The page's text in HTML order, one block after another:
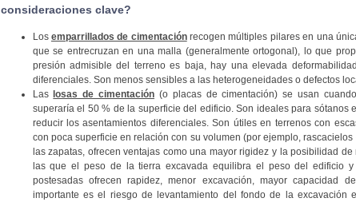
consideraciones clave?
Los emparrillados de cimentaciónrecogen múltiples pilares en una
que se entrecruzan en una malla (generalmente ortogonal), lo que
presión admisible del terreno es baja, hay una elevada
diferenciales. Son menos sensibles a las heterogeneidades o defectos
Las losas de cimentación (o placas de cimentación) se usan
superaría el 50 % de la superficie del edificio. Son ideales para sótanos
reducir los asentamientos diferenciales. Son útiles en terrenos con
con poca superficie en relación con su volumen (por ejemplo,
las zapatas, ofrecen ventajas como una mayor rigidez y la posibilidad
las que el peso de la tierra excavada equilibra el peso del edificio
postesadas ofrecen rapidez, menor excavación, mayor capacidad
importante es el riesgo de levantamiento del fondo de la excavación